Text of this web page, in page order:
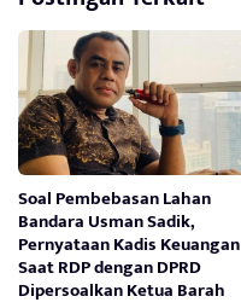
Soal Pembebasan Lahan
Bandara Usman Sadik,
Pernyataan Kadis Keuangan
Saat RDP dengan DPRD
Dipersoalkan Ketua Barah